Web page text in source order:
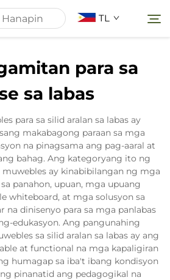
TL
sa Amin
para sa
sa labas
para sa silid aralan sa labas ay
makabagong paraan sa mga
na pinagsama ang pag-aaral at
bahag. Ang kategoryang ito ng
muwebles ay kinabibilangan ng mga
panahon, upuan, mga upuang
whiteboard, at mga solusyon sa
na dinisenyo para sa mga panlabas
edukasyon. Ang pangunahing
sa silid aralan sa labas ay ang
at functional na mga kapaligiran
humagap sa iba't ibang kondisyon
pinanatid ang pedagogikal na